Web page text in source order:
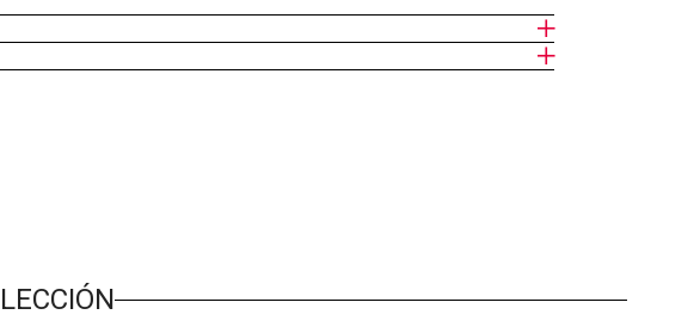
hay un núcleo de ideas que le da continuidad a través de las
que componen el estudio humanístico y científico del
en ciertas ideas que funcionan como sus elementos constitutivos